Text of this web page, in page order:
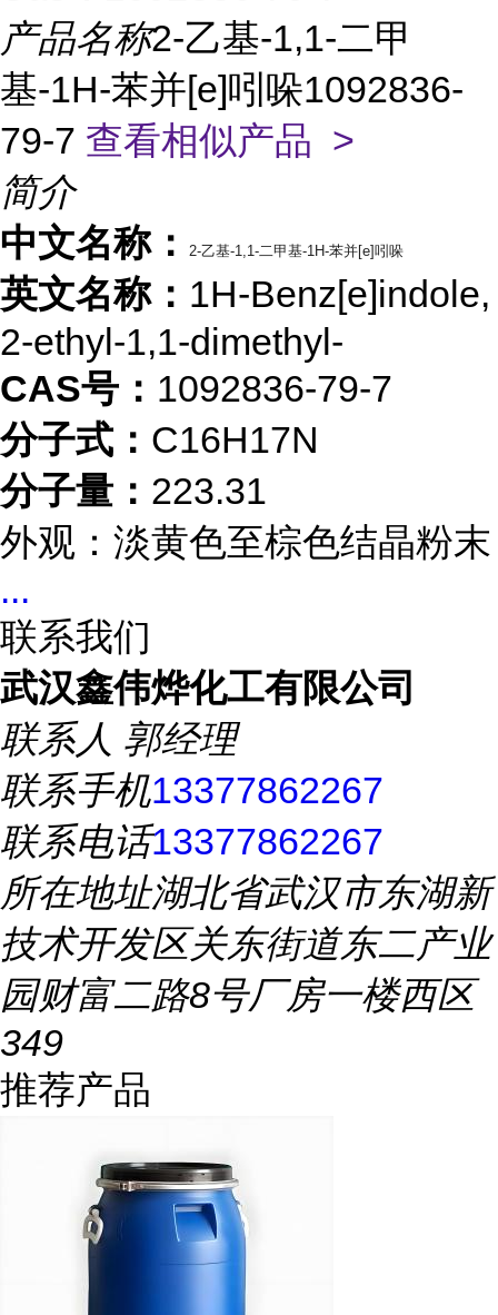
产品名称2-乙基-1,1-二甲
基-1H-苯并[e]吲哚1092836-
79-7 查看相似产品 >
简介
中文名称：
2-乙基-1,1-二甲基-1H-苯并[e]吲哚
英文名称： 1H-Benz[e]indole,
2-ethyl-1,1-dimethyl-
CAS号： 1092836-79-7
分子式： C16H17N
分子量： 223.31
外观：淡黄色至棕色结晶粉末
...
联系我们
武汉鑫伟烨化工有限公司
联系人 郭经理
联系手机13377862267
联系电话13377862267
所在地址湖北省武汉市东湖新
技术开发区关东街道东二产业
园财富二路8号厂房一楼西区
349
推荐产品